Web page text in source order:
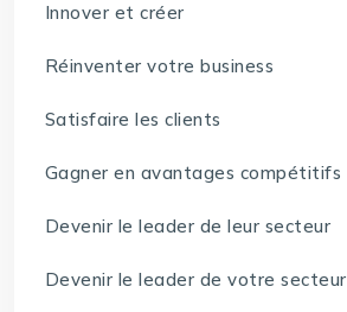
Innover et créer
Réinventer votre business
Satisfaire les clients
Gagner en avantages compétitifs
Devenir le leader de leur secteur
Devenir le leader de votre secteur